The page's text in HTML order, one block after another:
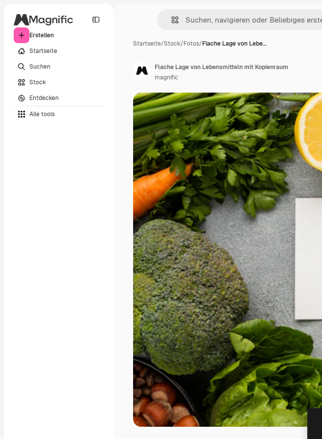
Erstellen
Startseite
Suchen
Stock
Entdecken
Alle tools
Startseite/Stock/Fotos/Flache Lage von Lebe…
Flache Lage von Lebensmitteln mit Kopienraum
magnific